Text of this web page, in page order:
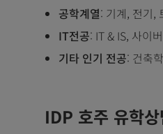
공학계열: 기계, 전기,
IT전공: IT & IS, 사이
기타 인기 전공: 건축
IDP 호주 유학